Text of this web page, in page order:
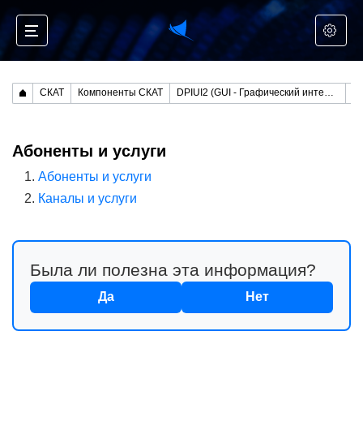
СКАТ Компоненты СКАТ DPIUI2 (GUI - Графический интерфейс управления)
Абоненты и услуги
Абоненты и услуги
Каналы и услуги
Была ли полезна эта информация?
Да Нет